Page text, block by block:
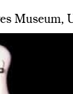
Museum,